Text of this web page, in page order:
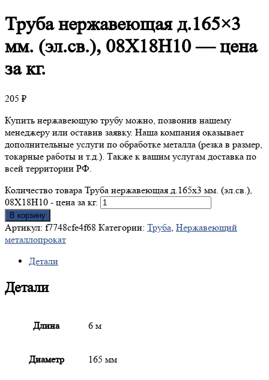
Трубанержавеющая д.165×3
мм. (эл.св.), 08Х18Н10 — цена
за кг.
205 ₽
Купить нержавеющую трубу можно, позвонив нашему
менеджеру или оставив заявку. Наша компания оказывает
дополнительные услуги по обработке металла (резка в размер,
токарные работы и т.д.). Также к вашим услугам доставка по
всей территории РФ.
Количество товара Труба нержавеющая д.165x3 мм. (эл.св.),
08Х18Н10 - цена за кг.
В корзину
Артикул: f7748cfe4f68 Категории: Труба, Нержавеющий
металлопрокат
Детали
Детали
Длина 6 м
Диаметр 165 мм